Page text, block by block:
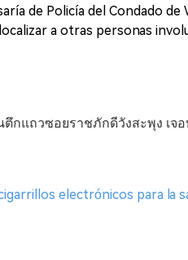
de Policía del Condado de
a otras personas
ตึกแถวซอยราชภักดีวังสะพุง เ
electrónicos para la